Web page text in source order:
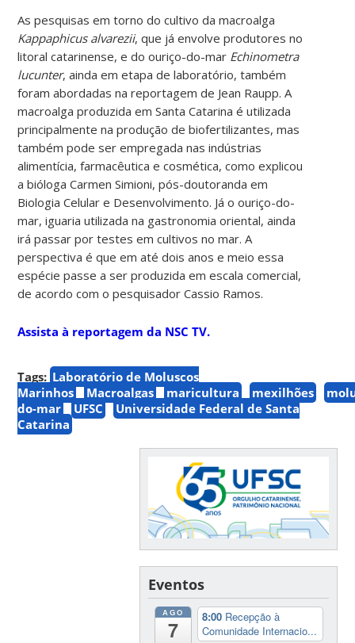
As pesquisas em torno do cultivo da macroalga
Kappaphicus alvarezii, que já envolve produtores no
litoral catarinense, e do ouriço-do-mar Echinometra
lucunter, ainda em etapa de laboratório, também
foram abordadas na reportagem de Jean Raupp. A
macroalga produzida em Santa Catarina é utilizada
principalmente na produção de biofertilizantes, mas
também pode ser empregada nas indústrias
alimentícia, farmacêutica e cosmética, como explicou
a bióloga Carmen Simioni, pós-doutoranda em
Biologia Celular e Desenvolvimento. Já o ouriço-do-
mar, iguaria utilizada na gastronomia oriental, ainda
irá passar por testes em cultivos no mar. A
perspectiva é que em até dois anos e meio essa
espécie passe a ser produzida em escala comercial,
de acordo com o pesquisador Cassio Ramos.
Assista à reportagem da NSC TV.
Tags: Laboratório de Moluscos
Marinhos
Macroalgas maricultura mexilhões
do-mar
UFSC
Universidade Federal de Santa
Catarina
Eventos
AGO
7
8:00 Recepção à
Comunidade Internacio...